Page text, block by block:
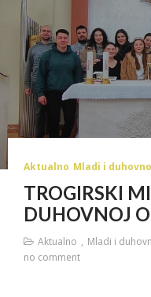
Aktualno Mladi i
TROGIRSKI
DUHOVNOJ
Aktualno Mladi i
no comment